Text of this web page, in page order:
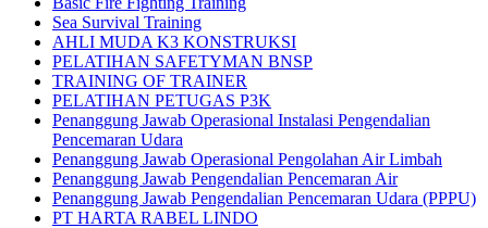
Sea Survival Training
AHLI MUDA K3 KONSTRUKSI
PELATIHAN SAFETYMAN BNSP
TRAINING OF TRAINER
PELATIHAN PETUGAS P3K
Penanggung Jawab Operasional Instalasi Pengendalian
Pencemaran Udara
Penanggung Jawab Operasional Pengolahan Air Limbah
Penanggung Jawab Pengendalian Pencemaran Air
Penanggung Jawab Pengendalian Pencemaran Udara (PPPU)
PT HARTA RABEL LINDO